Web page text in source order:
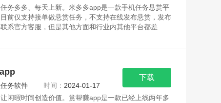
务多多、每天上新。米多多app是一款手机任务悬赏平
前仅支持接单做悬赏任务，不支持在线发布悬赏，发布
系官方客服，但是其他方面和行业内其他平台都差
务软件 时间： 2024-01-17
闲暇时间创造价值。赏帮赚app是一款已经上线两年多
下载